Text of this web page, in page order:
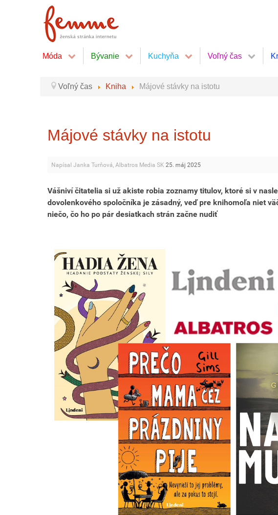
Móda Bývanie Kuchyňa Voľný čas
Voľný čas Kniha Májové stávky na istotu
Májové stávky na istotu
Napísal Janka Turňová, Albatros Media SK 25. máj 2025
Vášniví čitatelia si už akiste robia zoznamy titulov, ktoré si v
dovolenkového spoločníka je zásadný, veď pre knihomoľa niet
niečo, čo ho po pár desiatkach strán začne nudiť